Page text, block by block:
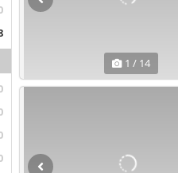
1 / 14